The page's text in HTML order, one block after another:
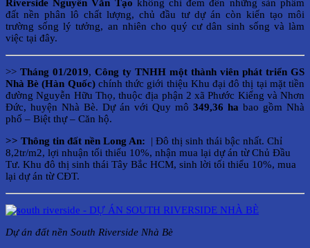
Riverside Nguyễn Văn Tạo không chỉ đem đến những sản phẩm
đất nền phân lô chất lượng, chủ đầu tư dự án còn kiến tạo môi
trường sống lý tưởng, an nhiên cho quý cư dân sinh sống và làm
việc tại đây.
>> Tháng 01/2019, Công ty TNHH một thành viên phát triển GS
Nhà Bè (Hàn Quốc) chính thức giới thiệu Khu đại đô thị tại mặt tiền
đường Nguyễn Hữu Thọ, thuộc địa phận 2 xã Phước Kiểng và Nhơn
Đức, huyện Nhà Bè. Dự án với Quy mô 349,36 ha bao gồm Nhà
phố – Biệt thự – Căn hộ.
>> Thông tin đất nền Long An: | Đô thị sinh thái bậc nhất‎. Chỉ
8,2tr/m2, lợi nhuận tối thiểu 10%, nhận mua lại dự án từ Chủ Đầu
Tư. Khu đô thị sinh thái Tây Bắc HCM, sinh lời tối thiểu 10%, mua
lại dự án từ CĐT.
Dự án đất nền South Riverside Nhà Bè